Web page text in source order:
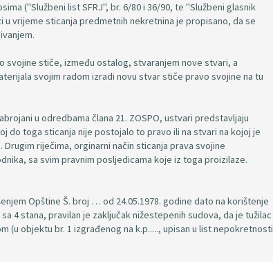
("Službeni list SFRJ", br. 6/80 i 36/90, te "Službeni glasnik
u vrijeme sticanja predmetnih nekretnina je propisano, da se
svojine stiče, između ostalog, stvaranjem nove stvari, a
svojim radom izradi novu stvar stiče pravo svojine na tu
u odredbama člana 21. ZOSPO, ustvari predstavljaju
do toga sticanja nije postojalo to pravo ili na stvari na kojoj je
riječima, orginarni način sticanja prava svojine
sa svim pravnim posljedicama koje iz toga proizilaze.
Opštine Š. broj … od 24.05.1978. godine dato na korištenje
4 stana, pravilan je zaključak nižestepenih sudova, da je tužilac
(u objektu br. 1 izgrađenog na k.p....., upisan u list nepokretnosti